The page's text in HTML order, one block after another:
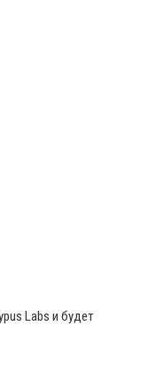
Labs и будет